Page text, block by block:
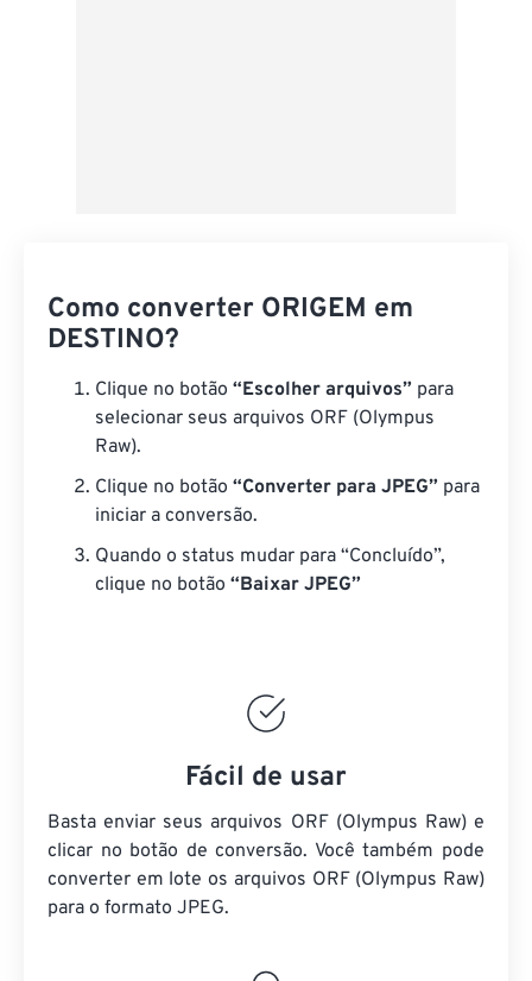
Como converter ORIGEM em
DESTINO?
Clique no botão “Escolher arquivos” para
selecionar seus arquivos ORF (Olympus
Raw).
Clique no botão “Converter para JPEG” para
iniciar a conversão.
Quando o status mudar para “Concluído”,
clique no botão “Baixar JPEG”
Fácil de usar
Basta enviar seus arquivos ORF (Olympus Raw) e
clicar no botão de conversão. Você também pode
converter em loteos arquivos ORF (Olympus Raw)
para o formato JPEG.